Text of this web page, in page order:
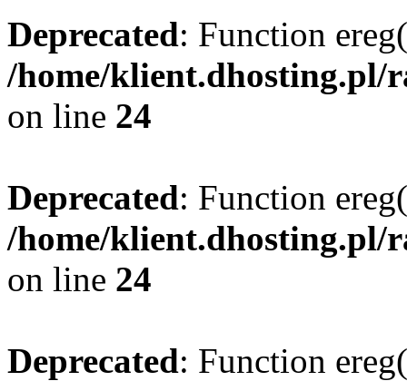
Deprecated: Function
/home/klient.dhosting.pl/
on line 24
Deprecated: Function
/home/klient.dhosting.pl/
on line 24
Deprecated: Function